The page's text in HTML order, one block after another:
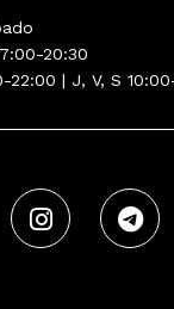
20:30
22:00 | J, V, S